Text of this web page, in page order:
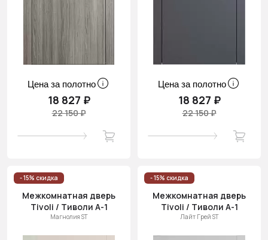
Цена за полотно
18 827 ₽
22 150 ₽
Цена за полотно
18 827 ₽
22 150 ₽
- 15% скидка
Межкомнатная дверь
Tivoli / Тиволи А-1
Магнолия ST
- 15% скидка
Межкомнатная дверь
Tivoli / Тиволи А-1
Лайт Грей ST